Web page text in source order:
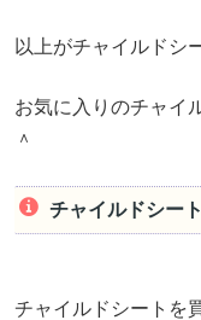
以上がチャイルドシ
お気に入りのチャイ
＾
チャイルドシー
チャイルドシートを